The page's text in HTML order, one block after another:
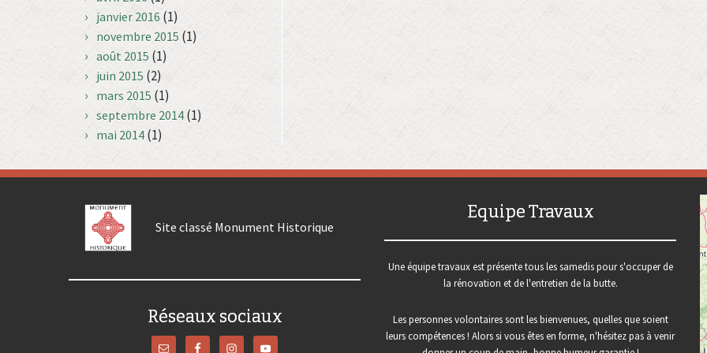
janvier 2016 (1)
novembre 2015 (1)
août 2015 (1)
juin 2015 (2)
mars 2015 (1)
septembre 2014 (1)
mai 2014 (1)
Site classé Monument Historique
Réseaux sociaux
Equipe Travaux
Une équipe travaux est présente tous les samedis pour s'occuper de
la rénovation et de l'entretien de la butte.
Les personnes volontaires sont les bienvenues, quelles que soient
leurs compétences ! Alors si vous êtes en forme, n'hésitez pas à venir